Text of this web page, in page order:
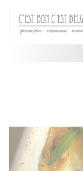
Personnalisation